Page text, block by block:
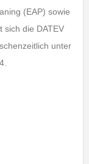
(EAP) sowie
sich die DATEV
unter